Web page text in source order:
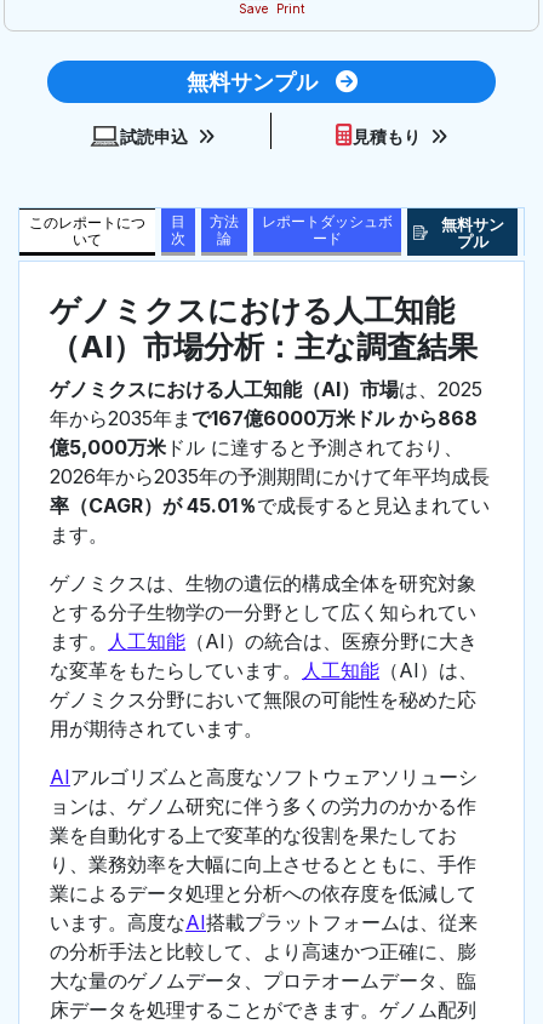
Save Print
無料サンプル
試読申込 見積もり
このレポートにつ
いて
目
次
方法
論
レポートダッシュボ
ード
無料サン
プル
ゲノミクスにおける人工知能
（AI）市場分析：主な調査結果
ゲノミクスにおける人工知能（AI）市場は、2025
年から2035年ま で167億6000万米ドル から868
億5,000万米 ドル に達すると予測されており、
2026年から2035年の予測期間にかけて年平均成長
率（CAGR）が 45.01％で成長すると見込まれてい
ます。
ゲノミクスは、生物の遺伝的構成全体を研究対象
とする分子生物学の一分野として広く知られてい
ます。 人工知能 （AI）の統合は、医療分野に大き
な変革をもたらしています。 人工知能 （AI）は、
ゲノミクス分野において無限の可能性を秘めた応
用が期待されています。
AIアルゴリズムと高度なソフトウェアソリューシ
ョンは、ゲノム研究に伴う多くの労力のかかる作
業を自動化する上で変革的な役割を果たしてお
り、業務効率を大幅に向上させるとともに、手作
業によるデータ処理と分析への依存度を低減して
います。高度なAI搭載プラットフォームは、従来
の分析手法と比較して、より高速かつ正確に、膨
大な量のゲノムデータ、プロテオームデータ、臨
床データを処理することができます。ゲノム配列